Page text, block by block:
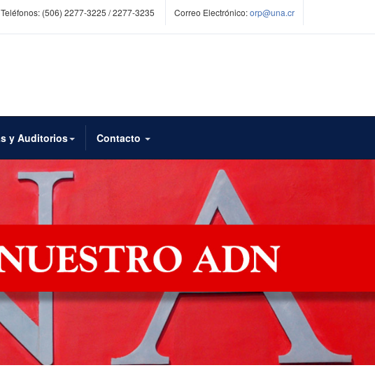
Teléfonos: (506) 2277-3225 / 2277-3235 Correo Electrónico:orp@una.cr
y Auditorios Contacto